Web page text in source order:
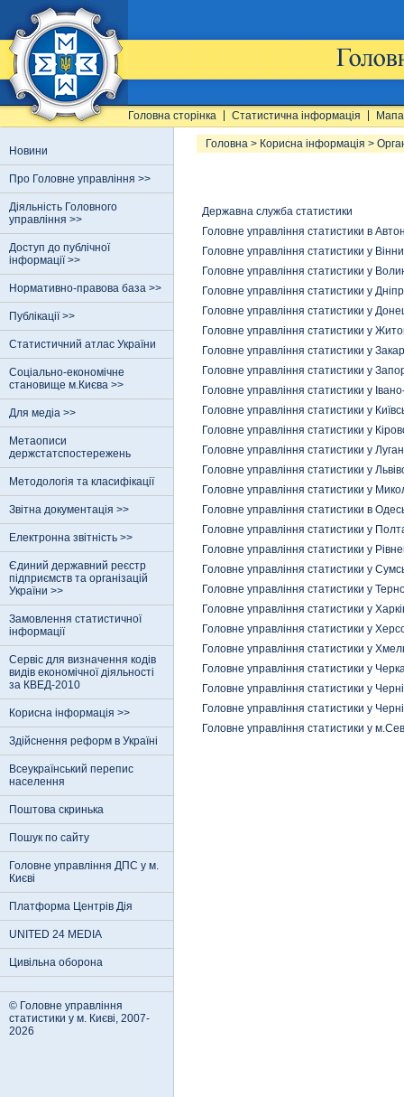
Головна сторінка Статистична інформація
Новини
Про Головне управління >>
Діяльність Головного
управління >>
Доступ до публічної
інформації >>
Нормативно-правова база >>
Публікації >>
Статистичний атлас України
Соціально-економічне
становище м.Києва >>
Для медіа >>
Метаописи
держстатспостережень
Методологія та класифікації
Звітна документація >>
Електронна звітність >>
Єдиний державний реєстр
пiдприємств та органiзацiй
України >>
Замовлення статистичної
інформації
Сервіс для визначення кодів
видів економічної діяльності
за КВЕД-2010
Корисна інформація >>
Здійснення реформ в Україні
Всеукраїнський перепис
населення
Поштова скринька
Пошук по сайту
Головне управління ДПС у м.
Києві
Платформа Центрів Дія
UNITED 24 MEDIA
Цивільна оборона
© Головне управління
статистики у м. Києві, 2007-
2026
Головна > Корисна інформація >
Державна служба статистики
Головне управління статистики в
Головне управління статистики у
Головне управління статистики у
Головне управління статистики у
Головне управління статистики у
Головне управління статистики у
Головне управління статистики у
Головне управління статистики у
Головне управління статистики у
Головне управління статистики у
Головне управління статистики у
Головне управління статистики у
Головне управління статистики у
Головне управління статистики у
Головне управління статистики в
Головне управління статистики у
Головне управління статистики у
Головне управління статистики у
Головне управління статистики у
Головне управління статистики у
Головне управління статистики у
Головне управління статистики у
Головне управління статистики у
Головне управління статистики у
Головне управління статистики у
Головне управління статистики у